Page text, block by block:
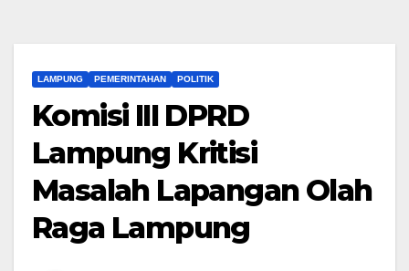
LAMPUNG PEMERINTAHAN POLITIK
Komisi III DPRD
Lampung Kritisi
Masalah Lapangan Olah
Raga Lampung